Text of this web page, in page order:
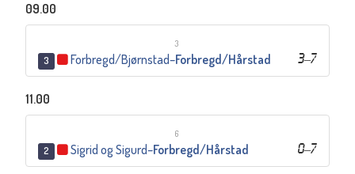
09.00
3
3 3–7
Forbregd/Bjørnstad–Forbregd/Hårstad
11.00
6
2 0–7
Sigrid og Sigurd–Forbregd/Hårstad